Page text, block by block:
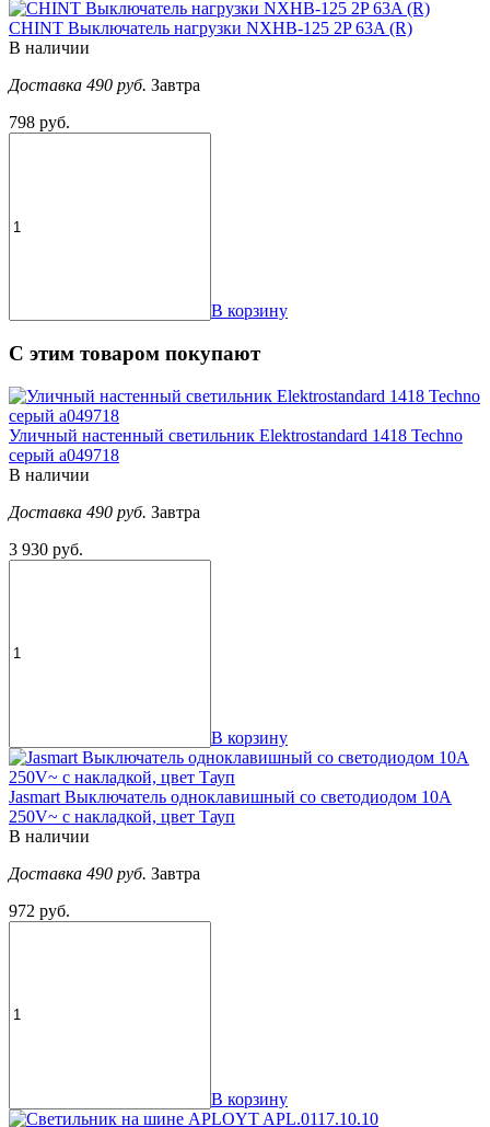
CHINT Выключатель нагрузки NXHB-125 2P 63A (R)
В наличии
Доставка 490 руб. Завтра
798 руб.
В корзину
С этим товаром покупают
Уличный настенный светильник Elektrostandard 1418 Techno
серый a049718
В наличии
Доставка 490 руб. Завтра
3 930 руб.
В корзину
Jasmart Выключатель одноклавишный со светодиодом 10A
250V~ с накладкой, цвет Тауп
В наличии
Доставка 490 руб. Завтра
972 руб.
В корзину